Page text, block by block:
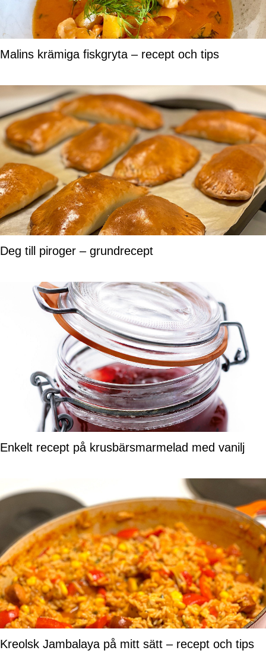
Malins krämiga fiskgryta – recept och tips
Deg till piroger – grundrecept
Enkelt recept på krusbärsmarmelad med vanilj
Kreolsk Jambalaya på mitt sätt – recept och tips